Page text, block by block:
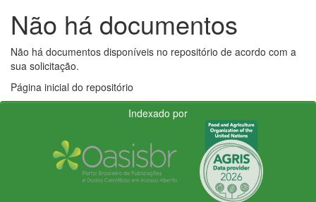
Não há documentos
Não há documentos disponíveis no repositório de acordo com a
sua solicitação.
Página inicial do repositório
Indexado por